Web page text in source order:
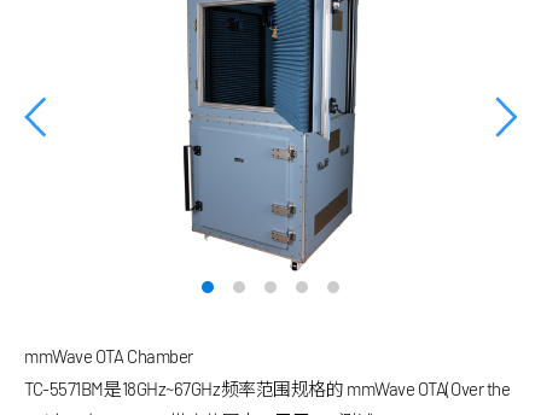
mmWave OTA Chamber
TC-5571BM是18GHz~67GHz频率范围规格的 mmWave OTA(Over the